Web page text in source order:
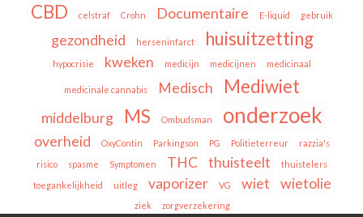
CBD celstraf Crohn Documentaire E-liquid gebruik
gezondheid herseninfarct huisuitzetting
hypocrisie kweken medicijn medicijnen medicinaal
medicinale cannabis Medisch Mediwiet
middelburg MS Ombudsman onderzoek
overheid OxyContin Parkingson PG Politieterreur
razzia's
risico
spasme Symptomen THC thuisteelt
thuistelers
toegankelijkheid
uitleg vaporizer VG wiet wietolie
ziek zorgverzekering